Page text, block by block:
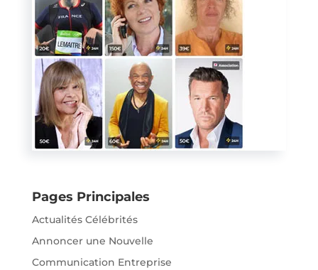
Pages Principales
Actualités Célébrités
Annoncer une Nouvelle
Communication Entreprise